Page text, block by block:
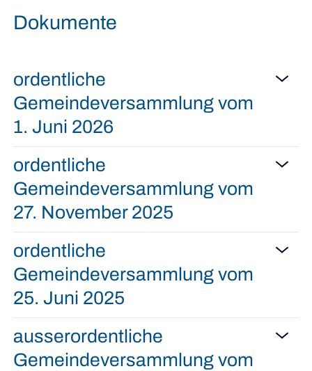
Dokumente
ordentliche
Gemeindeversammlung vom
1. Juni 2026
ordentliche
Gemeindeversammlung vom
27. November 2025
ordentliche
Gemeindeversammlung vom
25. Juni 2025
ausserordentliche
Gemeindeversammlung vom